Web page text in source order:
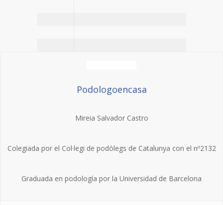
Podologoencasa
Mireia Salvador Castro
Colegiada por el Col·legi de podòlegs de Catalunya con el nº2132
Graduada en podología por la Universidad de Barcelona